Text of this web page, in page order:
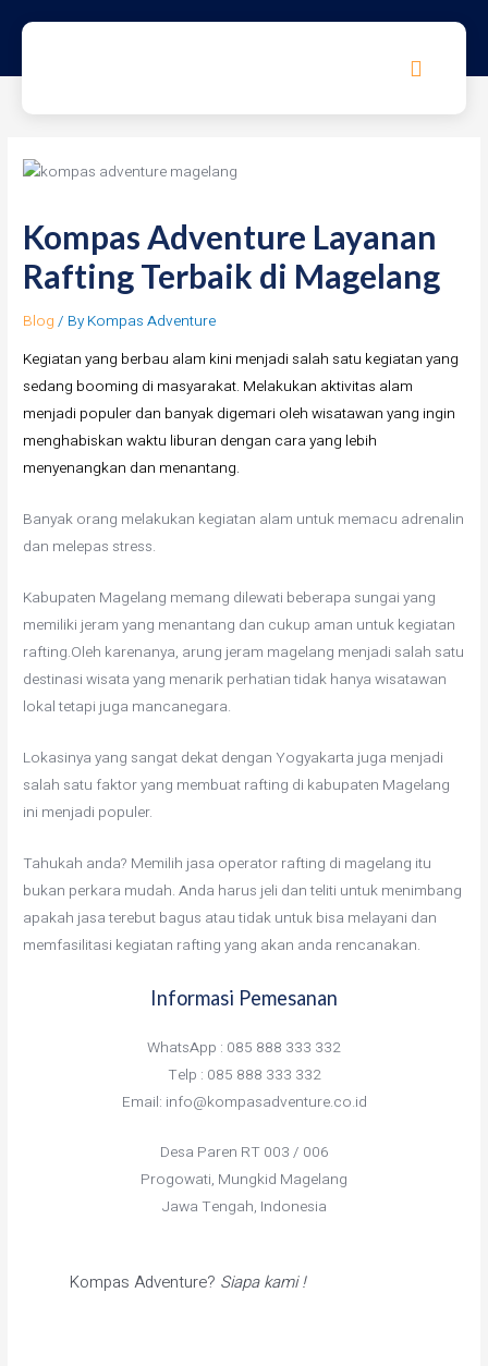
Kompas Adventure Layanan
Rafting Terbaik di Magelang
Blog / ByKompas Adventure
Kegiatan yang berbau alam kini menjadi salah satu kegiatan yang
sedang booming di masyarakat. Melakukan aktivitas alam
menjadi populer dan banyak digemari oleh wisatawan yang ingin
menghabiskan waktu liburan dengan cara yang lebih
menyenangkan dan menantang.
Banyak orang melakukan kegiatan alam untuk memacu adrenalin
dan melepas stress.
Kabupaten Magelang memang dilewati beberapa sungai yang
memiliki jeram yang menantang dan cukup aman untuk kegiatan
rafting.Oleh karenanya, arung jeram magelang menjadi salah satu
destinasi wisata yang menarik perhatian tidak hanya wisatawan
lokal tetapi juga mancanegara.
Lokasinya yang sangat dekat dengan Yogyakarta juga menjadi
salah satu faktor yang membuat rafting di kabupaten Magelang
ini menjadi populer.
Tahukah anda? Memilih jasa operator rafting di magelang itu
bukan perkara mudah. Anda harus jeli dan teliti untuk menimbang
apakah jasa terebut bagus atau tidak untuk bisa melayani dan
memfasilitasi kegiatan rafting yang akan anda rencanakan.
Informasi Pemesanan
WhatsApp : 085 888 333 332
Telp : 085 888 333 332
Email: info@kompasadventure.co.id
Desa Paren RT 003 / 006
Progowati, Mungkid Magelang
Jawa Tengah, Indonesia
Kompas Adventure? Siapa kami !